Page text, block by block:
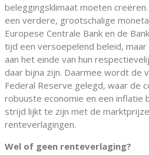
beleggingsklimaat moeten
een verdere, grootschalige
Europese Centrale Bank en de
tijd een versoepelend beleid,
aan het einde van hun
daar bijna zijn. Daarmee wordt de
Federal Reserve gelegd, waar de
robuuste economie en een inflatie
strijd lijkt te zijn met de
renteverlagingen.
Wel of geen renteverlaging?